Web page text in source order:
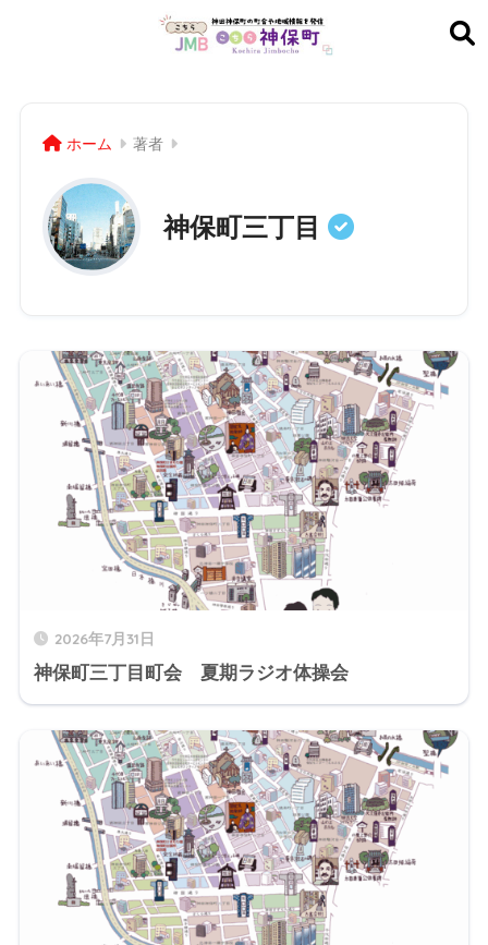
ホーム 著者
神保町三丁目
2026年7月31日
神保町三丁目町会 夏期ラジオ体操会